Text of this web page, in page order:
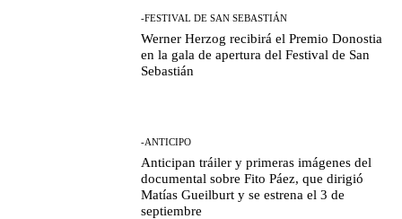
-FESTIVAL DE SAN SEBASTIÁN
Werner Herzog recibirá el Premio Donostia
en la gala de apertura del Festival de San
Sebastián
-ANTICIPO
Anticipan tráiler y primeras imágenes del
documental sobre Fito Páez, que dirigió
Matías Gueilburt y se estrena el 3 de
septiembre